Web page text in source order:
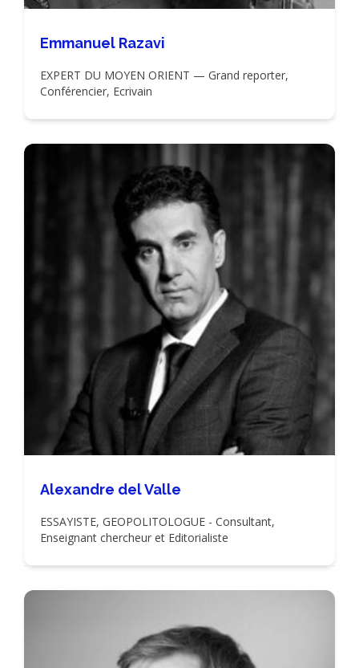
Emmanuel Razavi
EXPERT DU MOYEN ORIENT — Grand reporter,
Conférencier, Ecrivain
Alexandre del Valle
ESSAYISTE, GEOPOLITOLOGUE - Consultant,
Enseignant chercheur et Editorialiste